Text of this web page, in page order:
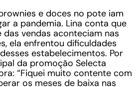
e doces no pote iam
a pandemia. Lina conta que
vendas aconteciam nas
ela enfrentou dificuldades
estabelecimentos. Por
da promoção Selecta
“Fiquei muito contente com
os meses de baixa nas